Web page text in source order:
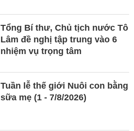
Tổng Bí thư, Chủ tịch nước Tô
Lâm đề nghị tập trung vào 6
nhiệm vụ trọng tâm
Tuần lễ thế giới Nuôi con bằng
sữa mẹ (1 - 7/8/2026)